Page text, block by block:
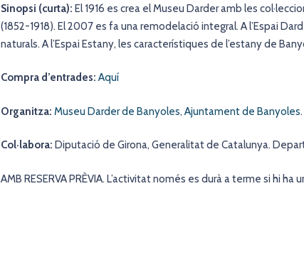
Sinopsi (curta): El 1916 es crea el Museu Darder amb les
(1852-1918). El 2007 es fa una remodelació integral. A l’Espai
naturals. A l’Espai Estany, les característiques de l’estany de
Compra d’entrades: Aquí
Organitza: Museu Darder de Banyoles, Ajuntament de Banyoles.
Col·labora: Diputació de Girona, Generalitat de Catalunya.
AMB RESERVA PRÈVIA. L’activitat només es durà a terme si hi ha